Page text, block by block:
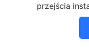
przejścia